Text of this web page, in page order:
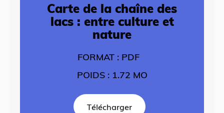
Carte de la chaîne des
lacs : entre culture et
nature
FORMAT : PDF
POIDS : 1.72 MO
Télécharger